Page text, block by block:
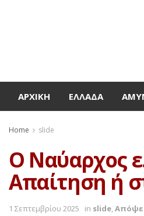
ΑΡΧΙΚΉ ΕΛΛΆΔΑ
Home slide
Ο Ναύαρχος
Απαίτηση ή
1 Σεπτεμβρίου 2025 in slide,